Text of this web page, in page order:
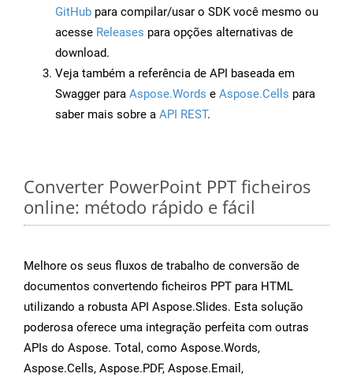
GitHub para compilar/usar o SDK você mesmo ou
acesse Releases para opções alternativas de
download.
Veja também a referência de API baseada em
Swagger para Aspose.Words e Aspose.Cells para
saber mais sobre a API REST.
Converter PowerPoint PPT ficheiros
online: método rápido e fácil
Melhore os seus fluxos de trabalho de conversão de
documentos convertendo ficheiros PPT para HTML
utilizando a robusta API Aspose.Slides. Esta solução
poderosa oferece uma integração perfeita com outras
APIs do Aspose. Total, como Aspose.Words,
Aspose.Cells, Aspose.PDF, Aspose.Email,